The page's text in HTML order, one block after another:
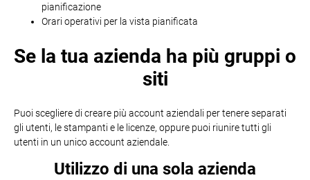
pianificazione
Orari operativi per la vista pianificata
Se la tua azienda ha più gruppi o
siti
Puoi scegliere di creare più account aziendali per tenere separati
gli utenti, le stampanti e le licenze, oppure puoi riunire tutti gli
utenti in un unico account aziendale.
Utilizzo di una sola azienda